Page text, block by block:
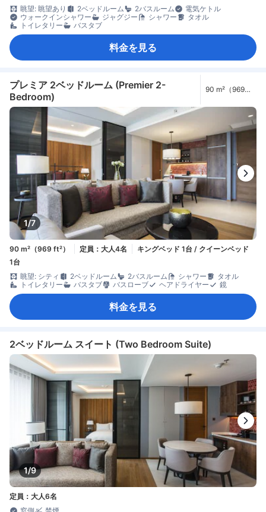
眺望: 眺望あり
2ベッドルーム 2バスルーム
電気ケトル
ウォークインシャワー
ジャグジー シャワー
タオル
トイレタリー
バスタブ
料金を見る
プレミア 2ベッドルーム (Premier 2-
Bedroom)
90 m²（969
1/7
90 m²（969 ft²） 定員：大人4名
キングベッド 1台 / クイーンベッド
1台
眺望: シティ
2ベッドルーム 2バスルーム シャワー
タオル
トイレタリー
バスタブ バスローブ ヘアドライヤー 鏡
料金を見る
2ベッドルーム スイート (Two Bedroom Suite)
1/9
定員：大人6名